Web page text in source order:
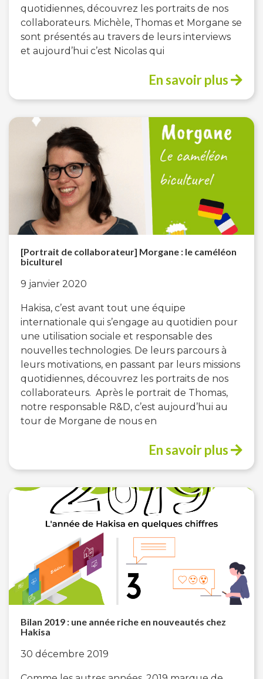
quotidiennes, découvrez les portraits de nos
collaborateurs. Michèle, Thomas et Morgane se
sont présentés au travers de leurs interviews
et aujourd’hui c’est Nicolas qui
En savoir plus
[Portrait de collaborateur] Morgane : le caméléon
biculturel
9 janvier 2020
Hakisa, c’est avant tout une équipe
internationale qui s’engage au quotidien pour
une utilisation sociale et responsable des
nouvelles technologies. De leurs parcours à
leurs motivations, en passant par leurs missions
quotidiennes, découvrez les portraits de nos
collaborateurs. Après le portrait de Thomas,
notre responsable R&D, c’est aujourd’hui au
tour de Morgane de nous en
En savoir plus
Bilan 2019 : une année riche en nouveautés chez
Hakisa
30 décembre 2019